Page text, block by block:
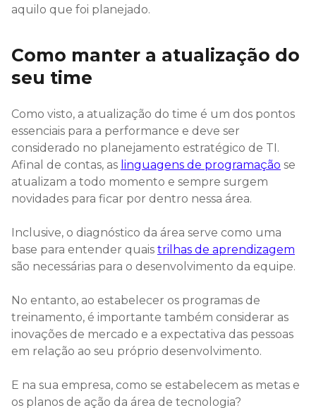
aquilo que foi planejado.
Como manter a atualização do
seu time
Como visto, a atualização do time é um dos pontos
essenciais para a performance e deve ser
considerado no planejamento estratégico de TI.
Afinal de contas, as linguagens de programação se
atualizam a todo momento e sempre surgem
novidades para ficar por dentro nessa área.
Inclusive, o diagnóstico da área serve como uma
base para entender quais trilhas de aprendizagem
são necessárias para o desenvolvimento da equipe.
No entanto, ao estabelecer os programas de
treinamento, é importante também considerar as
inovações de mercado e a expectativa das pessoas
em relação ao seu próprio desenvolvimento.
E na sua empresa, como se estabelecem as metas e
os planos de ação da área de tecnologia?